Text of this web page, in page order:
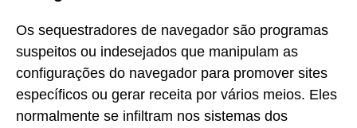
Os sequestradores de navegador são programas
suspeitos ou indesejados que manipulam as
configurações do navegador para promover sites
específicos ou gerar receita por vários meios. Eles
normalmente se infiltram nos sistemas dos